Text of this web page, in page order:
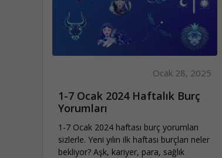
Ocak 28, 2025
1-7 Ocak 2024 Haftalık Burç
Yorumları
1-7 Ocak 2024 haftası burç yorumları
sizlerle. Yeni yılın ilk haftası burçları neler
bekliyor? Aşk, kariyer, para, sağlık